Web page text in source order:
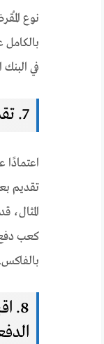
نوع
بالكامل
في البنك
7. تقديم الوثائق اللازمة
اعتمادًا
تقديم
كعب دفع
بالفاكس.
8.